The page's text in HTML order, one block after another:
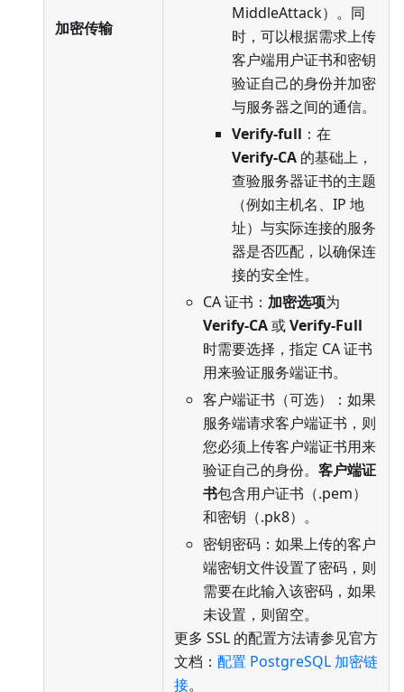
加密传输
MiddleAttack）。同
时，可以根据需求上传
客户端用户证书和密钥
验证自己的身份并加密
与服务器之间的通信。
Verify-full ：在
Verify-CA 的基础上，
查验服务器证书的主题
（例如主机名、IP 地
址）与实际连接的服务
器是否匹配，以确保连
接的安全性。
CA 证书： 加密选项为
Verify-CA或Verify-Full
时需要选择，指定 CA 证书
用来验证服务端证书。
客户端证书（可选）：如果
服务端请求客户端证书，则
您必须上传客户端证书用来
验证自己的身份。 客户端证
书包含用户证书（.pem）
和密钥（.pk8）。
密钥密码：如果上传的客户
端密钥文件设置了密码，则
需要在此输入该密码，如果
未设置，则留空。
更多 SSL 的配置方法请参见官方
文档： 配置 PostgreSQL 加密链
接。